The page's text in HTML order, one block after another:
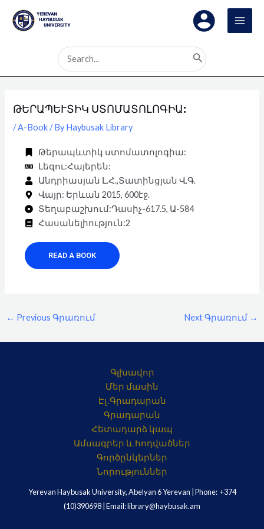
content
Search
for:
ԹԵՐԱՊԵՒՏԻԿ ՍՏՈՄԱՏՈԼՈԳԻԱ:
/A-Book/ ByHaybusak Library
Թերապևտիկ ստոմատոլոգիա:
Լեզու:Հայերեն:
Անդրիասյան Լ.Հ.,Տատինցյան Վ.Գ.
Վայր: Երևան 2015, 600էջ.
Տեղաբաշխում:Դասիչ-617.5, Ա-584
Հասանելիություն:2
READ A BOOK
navigation
← Previous Գրառում Next Գրառում →
Գլխավոր
Մեր մասին
Էլ․Գրադարան
Գրադարան
Հետադարձ կապ
Ամսագրեր և հոդվածներ
Գործընկերներ
Նորություններ
Yerevan Haybusak University, Abelyan 6 Yerevan | Phone: +374
(10)390698 | Email: library@haybusak.am